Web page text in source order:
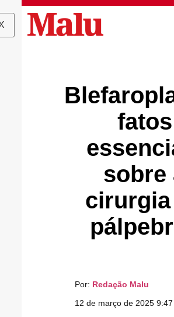
fatos
sobre
cirurgia
Por: Redação Malu
12 de março de 2025